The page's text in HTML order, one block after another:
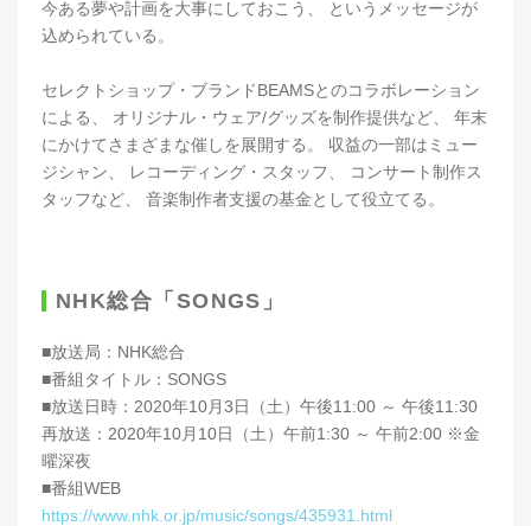
今ある夢や計画を大事にしておこう、 というメッセージが
込められている。
セレクトショップ・ブランドBEAMSとのコラボレーション
による、 オリジナル・ウェア/グッズを制作提供など、 年末
にかけてさまざまな催しを展開する。 収益の一部はミュー
ジシャン、 レコーディング・スタッフ、 コンサート制作ス
タッフなど、 音楽制作者支援の基金として役立てる。
NHK総合「SONGS」
■放送局：NHK総合
■番組タイトル：SONGS
■放送日時：2020年10月3日（土）午後11:00 ～ 午後11:30
再放送：2020年10月10日（土）午前1:30 ～ 午前2:00 ※金
曜深夜
■番組WEB
https://www.nhk.or.jp/music/songs/435931.html